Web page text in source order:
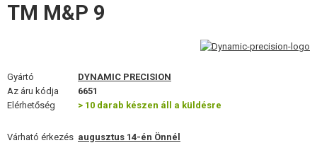
LÖVEDÉK, GÁZ
SZEMÜVEGEK, MASZKOK
FELSZERELÉS, EGYENRUHA, TOKOK
TM M&P 9
Gyártó
DYNAMIC PRECISION
Az áru kódja
6651
Elérhetőség
> 10 darab készen áll a küldésre
Várható érkezés augusztus 14-én Önnél